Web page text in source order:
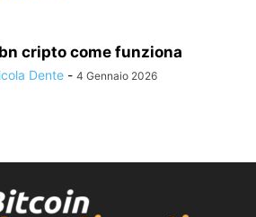
cripto come funziona
Dente - 4 Gennaio 2026